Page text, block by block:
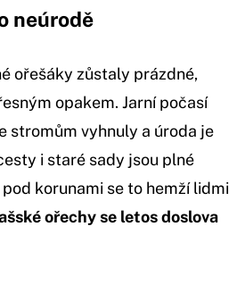
neúrodě
ořešáky zůstaly prázdné,
opakem. Jarní počasí
stromům vyhnuly a úroda je
i staré sady jsou plné
korunami se to hemží lidmi
ořechy se letos doslova